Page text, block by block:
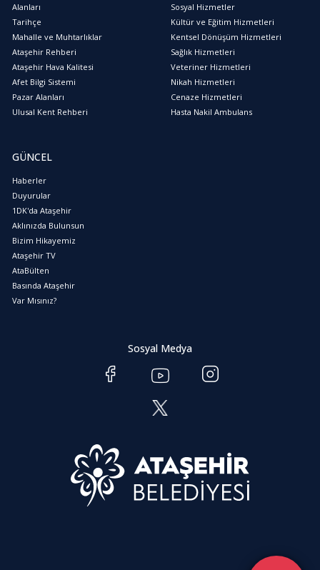
Alanları
Tarihçe
Mahalle ve Muhtarlıklar
Ataşehir Rehberi
Ataşehir Hava Kalitesi
Afet Bilgi Sistemi
Pazar Alanları
Ulusal Kent Rehberi
Sosyal Hizmetler
Kültür ve Eğitim Hizmetleri
Kentsel Dönüşüm Hizmetleri
Sağlık Hizmetleri
Veteriner Hizmetleri
Nikah Hizmetleri
Cenaze Hizmetleri
Hasta Nakil Ambulans
GÜNCEL
Haberler
Duyurular
1DK'da Ataşehir
Aklınızda Bulunsun
Bizim Hikayemiz
Ataşehir TV
AtaBülten
Basında Ataşehir
Var Mısınız?
Sosyal Medya